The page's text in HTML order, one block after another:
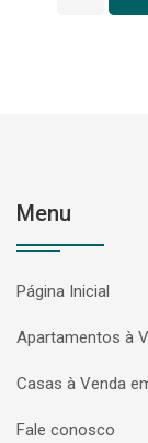
Menu
Página Inicial
Apartamentos à
Casas à Venda
Fale conosco